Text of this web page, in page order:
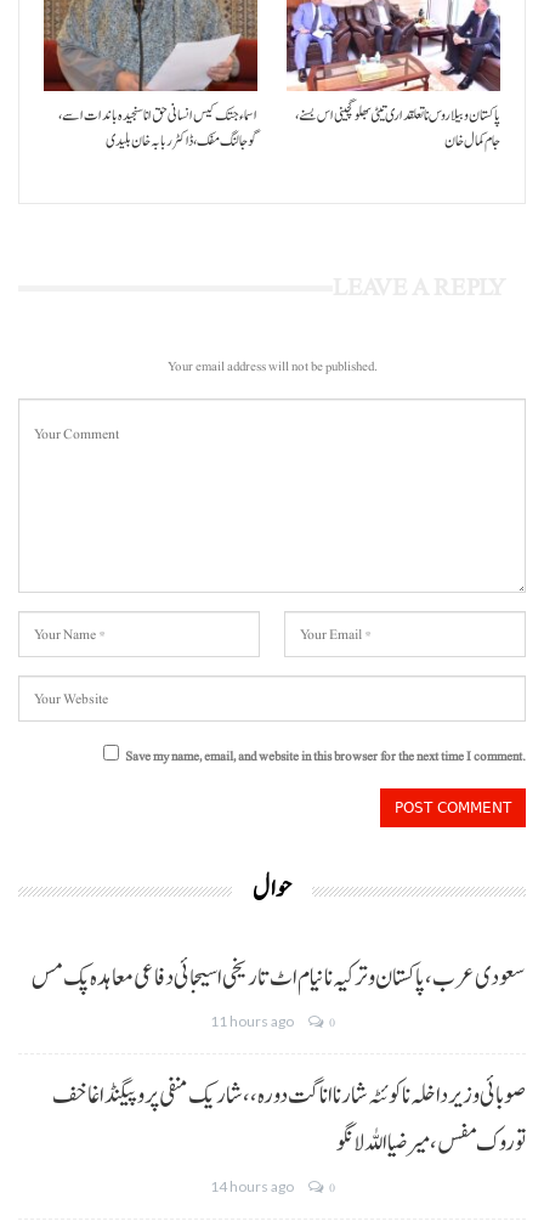
اسماء جتک کیس انسانی حق انا سنجیدہ باندات اسے،
گوجالنگ مفک،ڈاکٹر ربابہ خان بلیدی
پاکستان و بیلاروس نا تعلقداری تیٹی بھلو گچینی اس بسنے،
جام کمال خان
Your email address will not be published.
Save my name, email, and website in this browser for the next time I comment.
حوال
سعودی عرب، پاکستان و ترکیہ نا نیام اٹ تاریخی اسیجائی دفاعی معاہدہ پک مس
11 hours ago 0
صوبائی وزیر داخلہ نا کوئٹہ شار نا اناگت دورہ،، شاریک منفی پروپیگنڈا غا خف
توروک مفس، میر ضیا اللہ لانگو
14 hours ago 0